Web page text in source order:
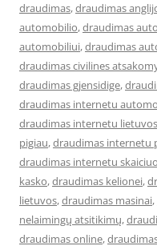
draudimas,draudimas
automobilio,draudimas
automobiliui,draudimas
draudimas civilines
draudimas gjensidige,
draudimas internetu
draudimas internetu
pigiau,draudimas internetu
draudimas internetu
kasko,draudimas kelionei,
lietuvos,draudimas masinai,
nelaimingų atsitikimų,
draudimas online,